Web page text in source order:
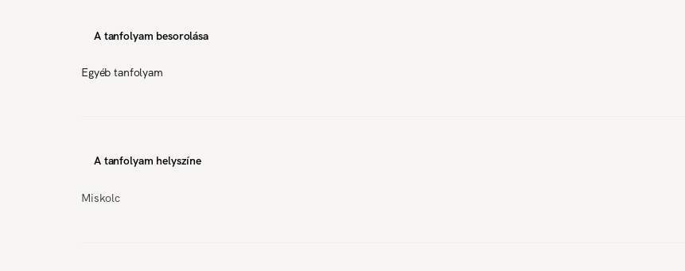
A tanfolyam besorolása
Egyéb tanfolyam
A tanfolyam helyszíne
Miskolc